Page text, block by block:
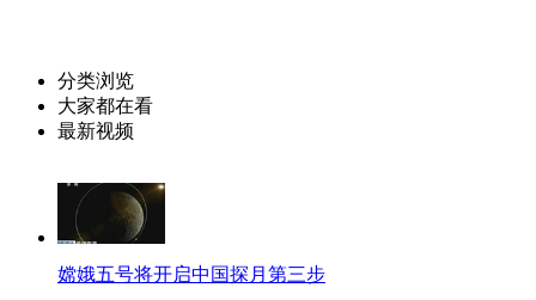
分类浏览
大家都在看
最新视频
嫦娥五号将开启中国探月第三步